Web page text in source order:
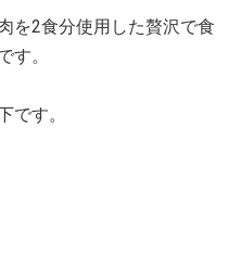
を2食分使用した贅沢で食
す。
です。